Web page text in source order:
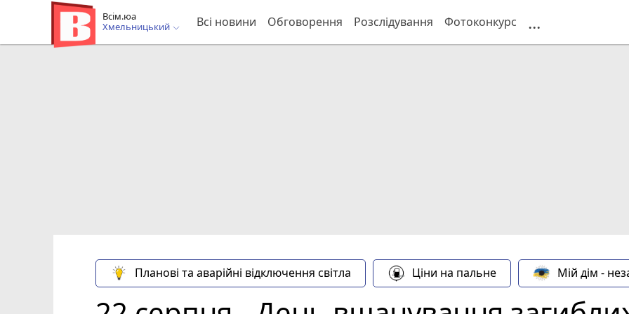
Всім.юа
Хмельницький
Всі новини Обговорення Розслідування Фотоконкурс ...
Планові та аварійні відключення світла Ціни на пальне Мій дім -